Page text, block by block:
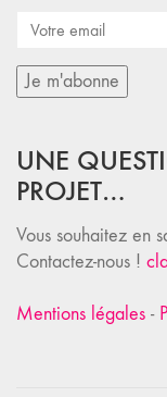
UNE
PROJET…
Vous souhaitez en
Contactez-nous !
Mentions légales -